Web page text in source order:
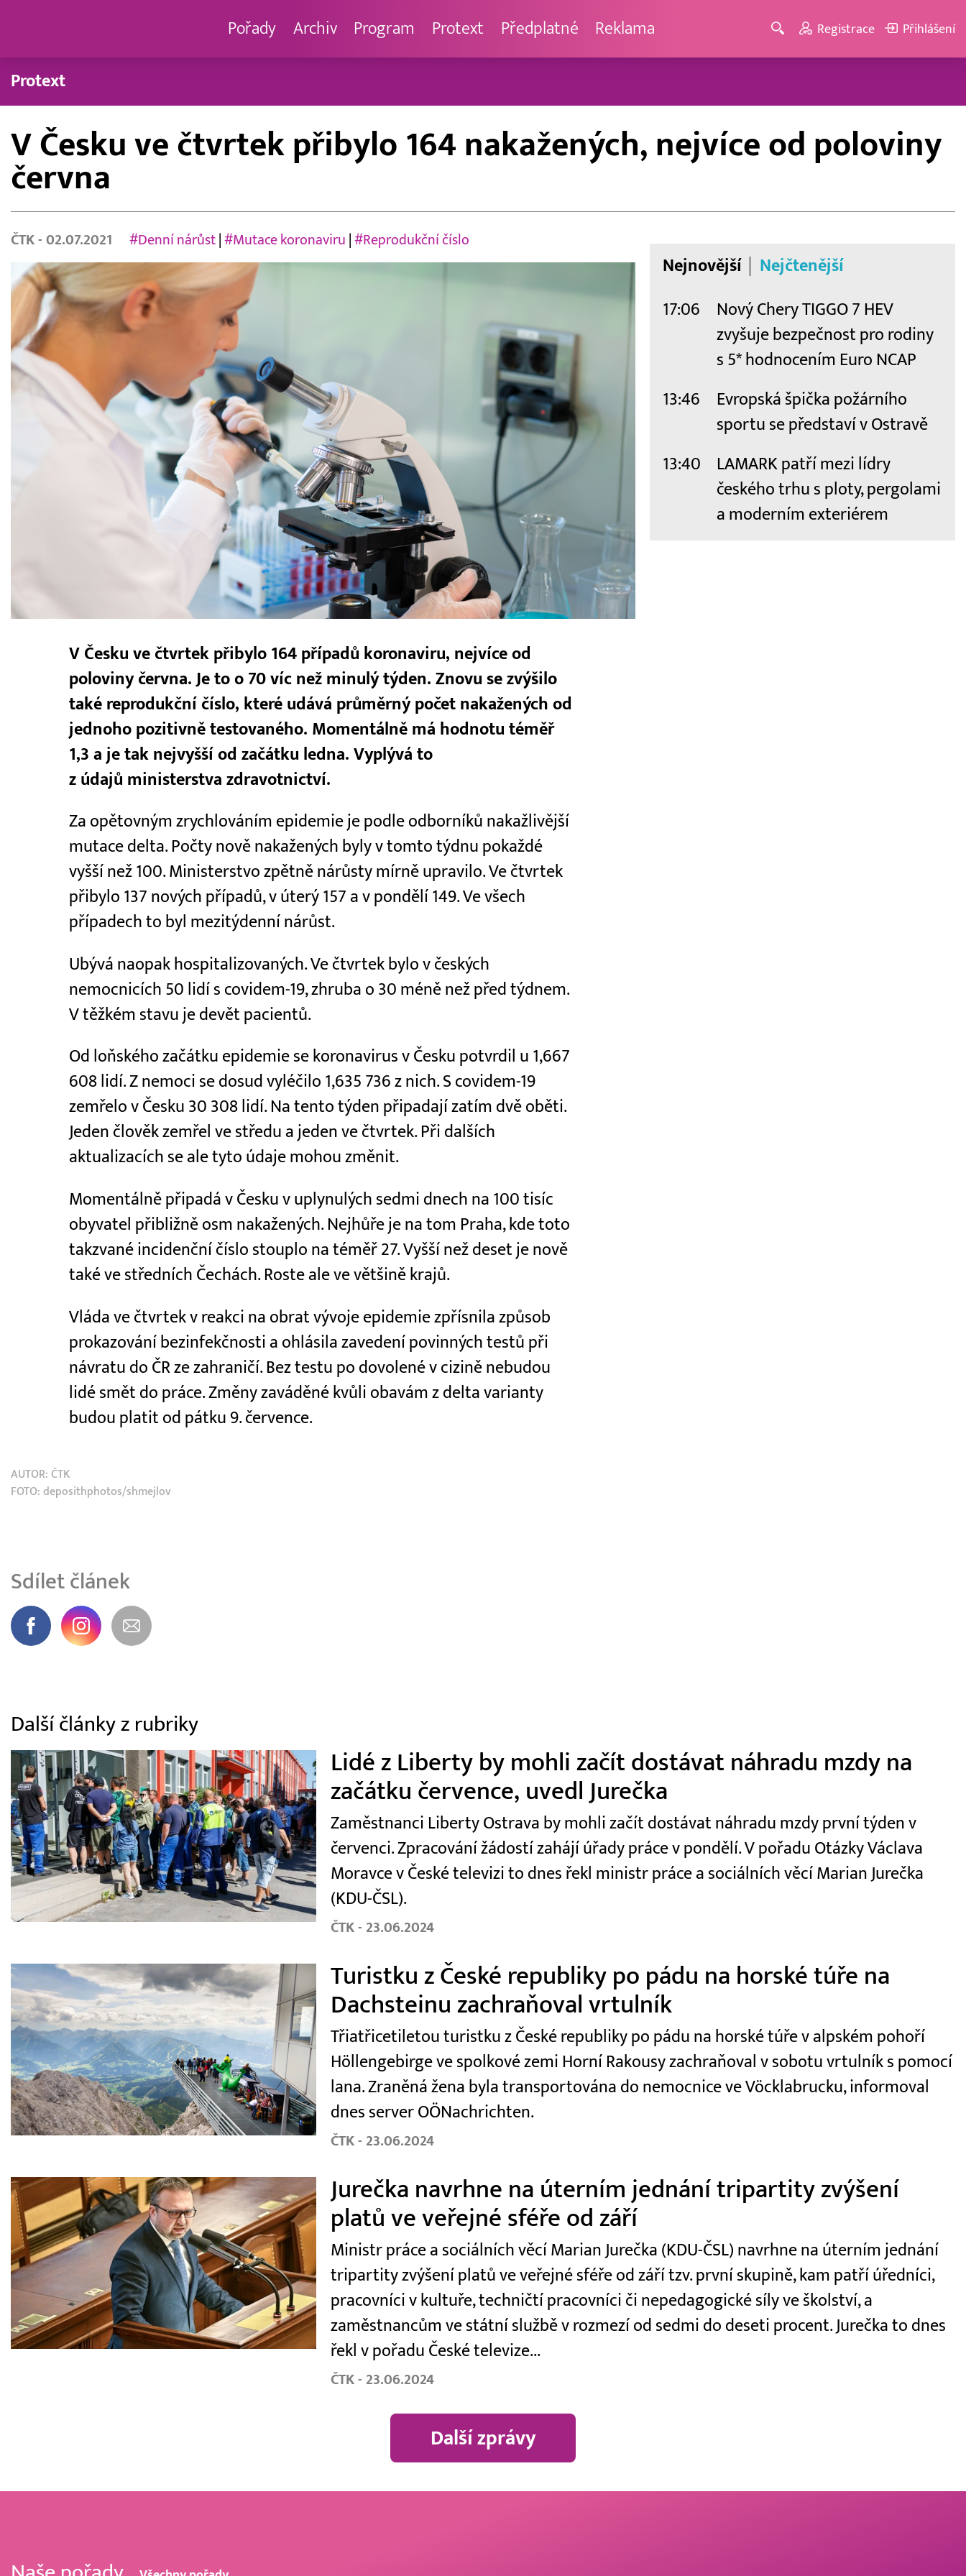
Pořady Archiv Program Protext Předplatné Reklama Registrace Přihlášení
Protext
V Česku ve čtvrtek přibylo 164 nakažených, nejvíce od poloviny
června
ČTK - 02.07.2021 #Denní nárůst| #Mutace koronaviru #Reprodukční číslo
V Česku ve čtvrtek přibylo 164 případů koronaviru, nejvíce od
poloviny června. Je to o 70 víc než minulý týden. Znovu se zvýšilo
také reprodukční číslo, které udává průměrný počet nakažených od
jednoho pozitivně testovaného. Momentálně má hodnotu téměř
1,3 a je tak nejvyšší od začátku ledna. Vyplývá to
z údajů ministerstva zdravotnictví.
Za opětovným zrychlováním epidemie je podle odborníků nakažlivější
mutace delta. Počty nově nakažených byly v tomto týdnu pokaždé
vyšší než 100. Ministerstvo zpětně nárůsty mírně upravilo. Ve čtvrtek
přibylo 137 nových případů, v úterý 157 a v pondělí 149. Ve všech
případech to byl mezitýdenní nárůst.
Ubývá naopak hospitalizovaných. Ve čtvrtek bylo v českých
nemocnicích 50 lidí s covidem-19, zhruba o 30 méně než před týdnem.
V těžkém stavu je devět pacientů.
Od loňského začátku epidemie se koronavirus v Česku potvrdil u 1,667
608 lidí. Z nemoci se dosud vyléčilo 1,635 736 z nich. S covidem-19
zemřelo v Česku 30 308 lidí. Na tento týden připadají zatím dvě oběti.
Jeden člověk zemřel ve středu a jeden ve čtvrtek. Při dalších
aktualizacích se ale tyto údaje mohou změnit.
Momentálně připadá v Česku v uplynulých sedmi dnech na 100 tisíc
obyvatel přibližně osm nakažených. Nejhůře je na tom Praha, kde toto
takzvané incidenční číslo stouplo na téměř 27. Vyšší než deset je nově
také ve středních Čechách. Roste ale ve většině krajů.
Vláda ve čtvrtek v reakci na obrat vývoje epidemie zpřísnila způsob
prokazování bezinfekčnosti a ohlásila zavedení povinných testů při
návratu do ČR ze zahraničí. Bez testu po dovolené v cizině nebudou
lidé smět do práce. Změny zaváděné kvůli obavám z delta varianty
budou platit od pátku 9. července.
AUTOR: ČTK
FOTO: deposithphotos/shmejlov
Sdílet článek
Nejnovější Nejčtenější
17:06
Nový Chery TIGGO 7 HEV
zvyšuje bezpečnost pro rodiny
s 5* hodnocením Euro NCAP
13:46
Evropská špička požárního
sportu se představí v Ostravě
13:40
LAMARK patří mezi lídry
českého trhu s ploty, pergolami
a moderním exteriérem
Další články z rubriky
Lidé z Liberty by mohli začít dostávat náhradu mzdy na
začátku července, uvedl Jurečka
Zaměstnanci Liberty Ostrava by mohli začít dostávat náhradu mzdy první týden v
červenci. Zpracování žádostí zahájí úřady práce v pondělí. V pořadu Otázky Václava
Moravce v České televizi to dnes řekl ministr práce a sociálních věcí Marian Jurečka
(KDU-ČSL).
ČTK - 23.06.2024
Turistku z České republiky po pádu na horské túře na
Dachsteinu zachraňoval vrtulník
Třiatřicetiletou turistku z České republiky po pádu na horské túře v alpském pohoří
Höllengebirge ve spolkové zemi Horní Rakousy zachraňoval v sobotu vrtulník s pomocí
lana. Zraněná žena byla transportována do nemocnice ve Vöcklabrucku, informoval
dnes server OÖNachrichten.
ČTK - 23.06.2024
Jurečka navrhne na úterním jednání tripartity zvýšení
platů ve veřejné sféře od září
Ministr práce a sociálních věcí Marian Jurečka (KDU-ČSL) navrhne na úterním jednání
tripartity zvýšení platů ve veřejné sféře od září tzv. první skupině, kam patří úředníci,
pracovníci v kultuře, techničtí pracovníci či nepedagogické síly ve školství, a
zaměstnancům ve státní službě v rozmezí od sedmi do deseti procent. Jurečka to dnes
řekl v pořadu České televize...
ČTK - 23.06.2024
Další zprávy